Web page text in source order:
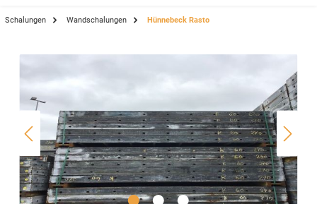
Schalungen Wandschalungen Hünnebeck Rasto